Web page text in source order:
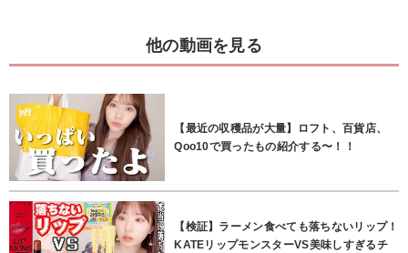
他の動画を見る
【最近の収穫品が大量】ロフト、百貨店、
Qoo10で買ったもの紹介する〜！！
【検証】ラーメン食べても落ちないリップ！
KATEリップモンスターVS美味しすぎるチ